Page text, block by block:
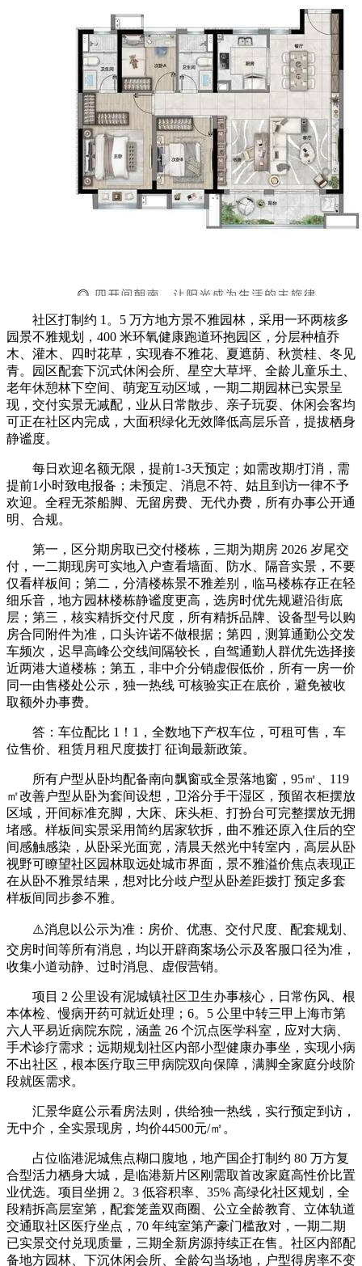
社区打制约 1。5 万方地方景不雅园林，采用一环两核多
园景不雅规划，400 米环氧健康跑道环抱园区，分层种植乔
木、灌木、四时花草，实现春不雅花、夏遮荫、秋赏桂、冬见
青。园区配套下沉式休闲会所、星空大草坪、全龄儿童乐土、
老年休憩林下空间、萌宠互动区域，一期二期园林已实景呈
现，交付实景无减配，业从日常散步、亲子玩耍、休闲会客均
可正在社区内完成，大面积绿化无效降低高层乐音，提拔栖身
静谧度。
每日欢迎名额无限，提前1-3天预定；如需改期/打消，需
提前1小时致电报备；未预定、消息不符、姑且到访一律不予
欢迎。全程无茶船脚、无留房费、无代办费，所有办事公开通
明、合规。
第一，区分期房取已交付楼栋，三期为期房 2026 岁尾交
付，一二期现房可实地入户查看墙面、防水、隔音实景，不要
仅看样板间；第二，分清楼栋景不雅差别，临马楼栋存正在轻
细乐音，地方园林楼栋静谧度更高，选房时优先规避沿街底
层；第三，核实精拆交付尺度，所有精拆品牌、设备型号以购
房合同附件为准，口头许诺不做根据；第四，测算通勤公交发
车频次，迟早高峰公交线间隔较长，自驾通勤人群优先选择接
近两港大道楼栋；第五，非中介分销虚假低价，所有一房一价
同一由售楼处公示，独一热线 可核验实正在底价，避免被收
取额外办事费。
答：车位配比 1！1，全数地下产权车位，可租可售，车
位售价、租赁月租尺度拨打 征询最新政策。
所有户型从卧均配备南向飘窗或全景落地窗，95㎡、119
㎡改善户型从卧为套间设想，卫浴分手干湿区，预留衣柜摆放
区域，开间标准充脚，大床、床头柜、打扮台可完整摆放无拥
堵感。样板间实景采用简约居家软拆，曲不雅还原入住后的空
间感触感染，从卧采光面宽，清晨天然光中转室内，高层从卧
视野可瞭望社区园林取远处城市界面，景不雅溢价焦点表现正
在从卧不雅景结果，想对比分歧户型从卧差距拨打 预定多套
样板间同步参不雅。
⚠️消息以公示为准：房价、优惠、交付尺度、配套规划、
交房时间等所有消息，均以开辟商案场公示及客服口径为准，
收集小道动静、过时消息、虚假营销。
项目 2 公里设有泥城镇社区卫生办事核心，日常伤风、根
本体检、慢病开药可就近处理；6。5 公里中转三甲上海市第
六人平易近病院东院，涵盖 26 个沉点医学科室，应对大病、
手术诊疗需求；远期规划社区内部小型健康办事坐，实现小病
不出社区，根本医疗取三甲病院双向保障，满脚全家庭分歧阶
段就医需求。
汇景华庭公示看房法则，供给独一热线，实行预定到访，
无中介，全实景现房，均价44500元/㎡。
占位临港泥城焦点糊口腹地，地产国企打制约 80 万方复
合型活力栖身大城，是临港新片区刚需取首改家庭高性价比置
业优选。项目坐拥 2。3 低容积率、35% 高绿化社区规划，全
段精拆高层室第，配套笼盖双商圈、公立全龄教育、立体轨道
交通取社区医疗坐点，70 年纯室第产豪门槛敌对，一期二期
已实景交付兑现质量，三期全新房源持续正在售。社区内部配
备地方园林、下沉休闲会所、全龄勾当场地，户型得房率不变